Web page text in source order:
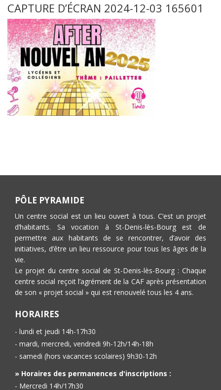
CAPTURE D’ÉCRAN 2024-12-03 165601
PÔLE PYRAMIDE
Un centre social est un lieu ouvert à tous. C’est un projet
d’habitants. Sa vocation à St-Denis-lès-Bourg est de
permettre aux habitants de se rencontrer, d’avoir des
initiatives, d’être un lieu ressource pour tous les âges de la
vie.
Le projet du centre social de St-Denis-lès-Bourg : Chaque
centre social reçoit l’agrément de la CAF après présentation
de son « projet social » qui est renouvelé tous les 4 ans.
HORAIRES
- lundi et jeudi 14h-17h30
- mardi, mercredi, vendredi 9h-12h/14h-18h
- samedi (hors vacances scolaires) 9h30-12h
» Horaires des permanences d'inscriptions :
- Mercredi 14h/17h30